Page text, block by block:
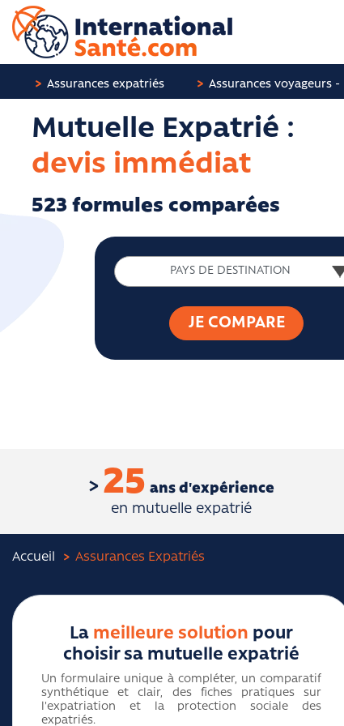
Assurances expatriés Assurances voyageurs
Mutuelle Expatrié :
devis immédiat
523 formules comparées
PAYS DE DESTINATION
PAYS DE DESTINATION
JE COMPARE
25 ans d'expérience
en mutuelle expatrié
Accueil Assurances Expatriés
La meilleure solution pour
choisir sa mutuelle expatrié
Un formulaire unique à compléter, un comparatif
synthétique et clair, des fiches pratiques sur
l'expatriation et la protection sociale des
expatriés.
Panneau de gestion des cookies